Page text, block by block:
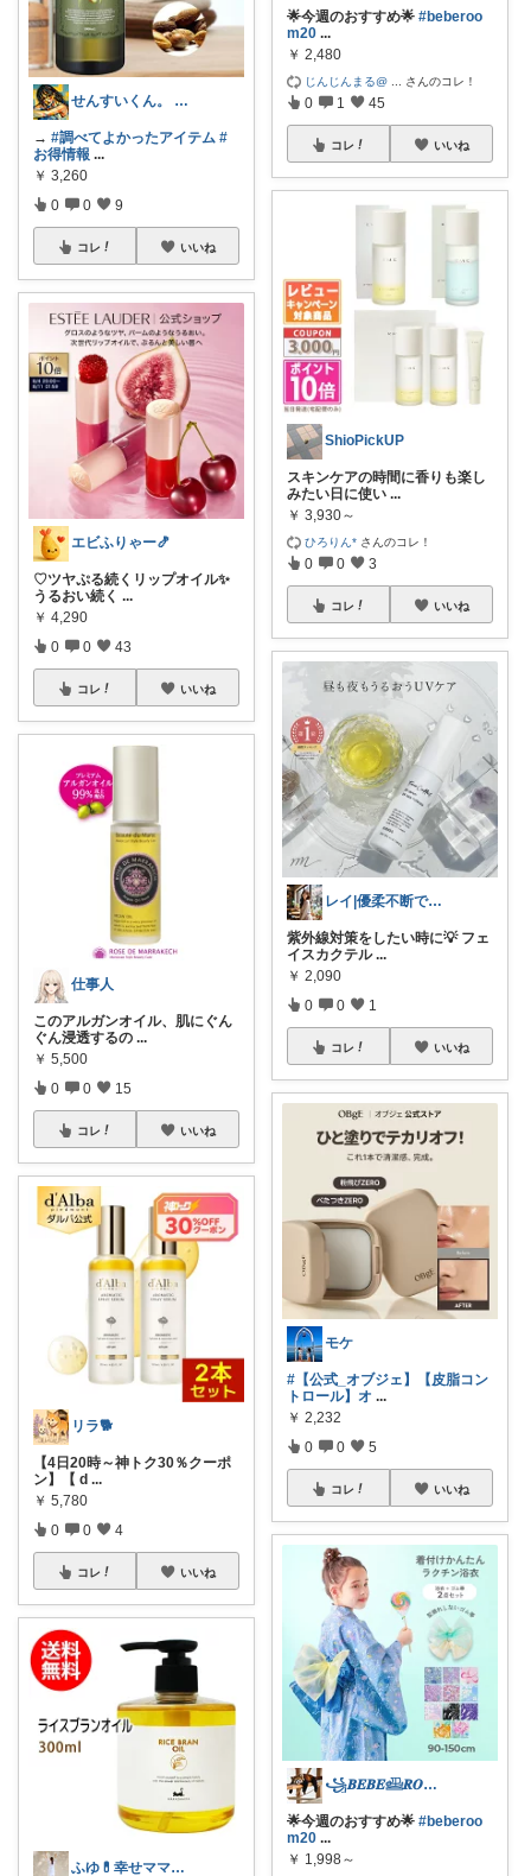
せんすいくん。 ＼情報の海へダイブ／
→ #調べてよかったアイテム #
お得情報 ...
￥ 3,260
0 0 9
コレ いいね
エビふりゃー🍤
♡ツヤぷる続くリップオイル✨
うるおい続く ...
￥ 4,290
0 0 43
コレ いいね
仕事人
このアルガンオイル、肌にぐん
ぐん浸透するの ...
￥ 5,500
0 0 15
コレ いいね
リラ🐕
【4日20時～神トク30％クーポ
ン】【 d ...
￥ 5,780
0 0 4
コレ いいね
ふゆ💊幸せママのお気に入り紹介♪
🌟今週のおすすめ🌟 #beberoo
m20 ...
￥ 2,480
じんじんまる@ さんのコレ！
0 1 45
コレ いいね
ShioPickUP
スキンケアの時間に香りも楽し
みたい日に使い ...
￥ 3,930～
ひろりん* さんのコレ！
0 0 3
コレ いいね
レイ|優柔不断で選べない🥲
紫外線対策をしたい時に💡 フェ
イスカクテル ...
￥ 2,090
0 0 1
コレ いいね
モケ
#【公式_オブジェ】【皮脂コン
トロール】オ ...
￥ 2,232
0 0 5
コレ いいね
꧁𝑩𝑬𝑩𝑬𓊝𝑹𝑶𝑶𝑴꧂
🌟今週のおすすめ🌟 #beberoo
m20 ...
￥ 1,998～